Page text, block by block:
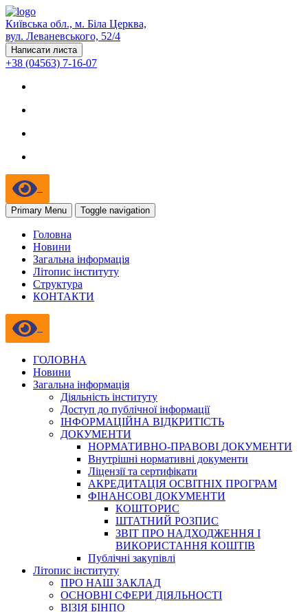
Київська обл., м. Біла Церква,
вул. Леваневського, 52/4
Написати листа
+38 (04563) 7-16-07
Primary Menu Toggle navigation
Головна
Новини
Загальна інформація
Літопис інституту
Структура
КОНТАКТИ
ГОЛОВНА
Новини
Загальна інформація
Діяльність інституту
Доступ до публічної інформації
ІНФОРМАЦІЙНА ВІДКРИТІСТЬ
ДОКУМЕНТИ
НОРМАТИВНО-ПРАВОВІ ДОКУМЕНТИ
Внутрішні нормативні документи
Ліцензії та сертифікати
АКРЕДИТАЦІЯ ОСВІТНІХ ПРОГРАМ
ФІНАНСОВІ ДОКУМЕНТИ
КОШТОРИС
ШТАТНИЙ РОЗПИС
ЗВІТ ПРО НАДХОДЖЕННЯ І
ВИКОРИСТАННЯ КОШТІВ
Публічні закупівлі
Літопис інституту
ПРО НАШ ЗАКЛАД
ОСНОВНІ СФЕРИ ДІЯЛЬНОСТІ
ВІЗІЯ БІНПО